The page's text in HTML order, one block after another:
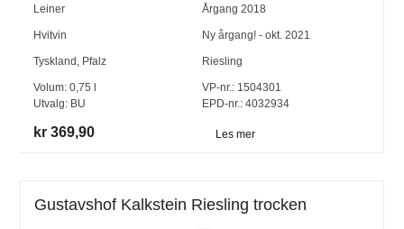
Leiner Årgang 2018
Hvitvin Ny årgang! - okt. 2021
Tyskland , Pfalz Riesling
Volum:0,75
Utvalg: BU
VP-nr.:1504301
EPD-nr.: 4032934
kr 369,90 Les mer
Gustavshof Kalkstein Riesling trocken